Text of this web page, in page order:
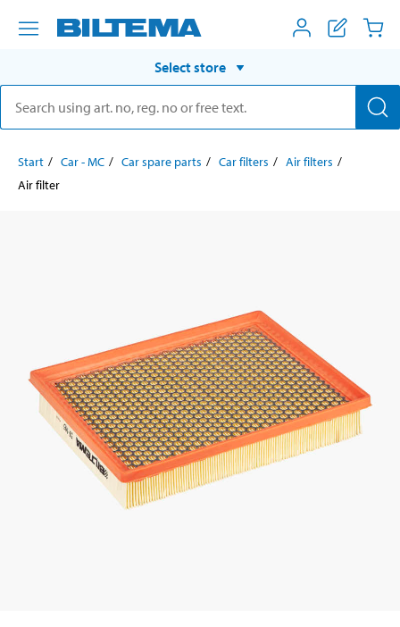
Select store
Start Car - MC Car spare parts Car filters
Air filters
Air filter